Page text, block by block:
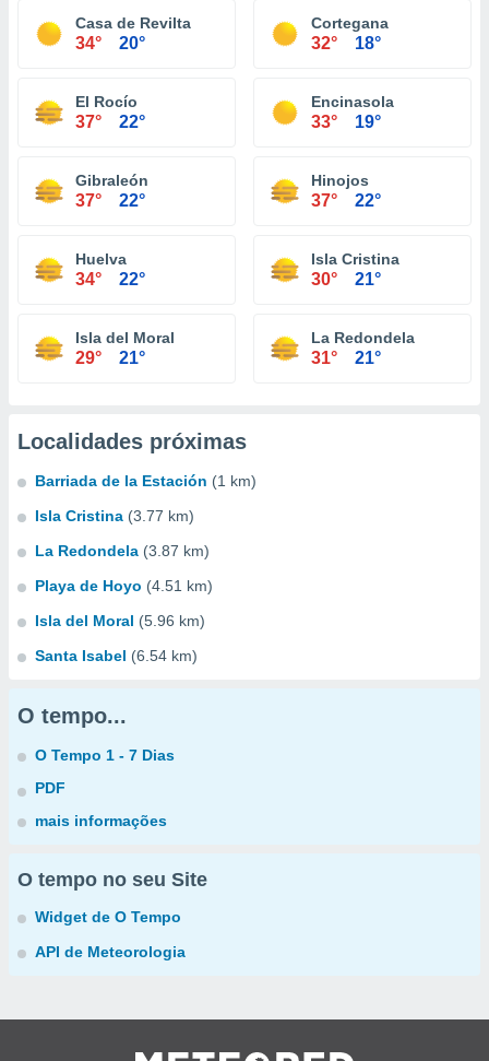
Casa de Revilta
34° 20°
Cortegana
32° 18°
El Rocío
37° 22°
Encinasola
33° 19°
Gibraleón
37° 22°
Hinojos
37° 22°
Huelva
34° 22°
Isla Cristina
30° 21°
Isla del Moral
29° 21°
La Redondela
31° 21°
Localidades próximas
Barriada de la Estación (1 km)
Isla Cristina (3.77 km)
La Redondela (3.87 km)
Playa de Hoyo (4.51 km)
Isla del Moral (5.96 km)
Santa Isabel (6.54 km)
O tempo...
O Tempo 1 - 7 Dias
PDF
mais informações
O tempo no seu Site
Widget de O Tempo
API de Meteorologia